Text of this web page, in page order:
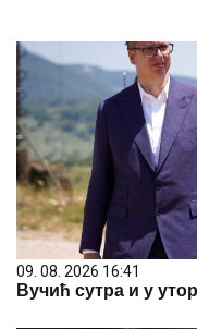
09. 08. 2026 16:41
Вучић сутра и у